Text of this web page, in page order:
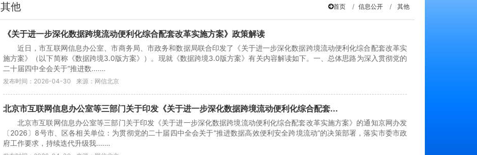
其他 首页 信息公开 其他
《关于进一步深化数据跨境流动便利化综合配套改革实施方案》政策解读
近日，市互联网信息办公室、市商务局、市政务和数据局联合印发了《关于进一步深化数据跨境流动便利化综合配套改革实
施方案》（以下简称《数据跨境3.0版方案》）。现就《数据跨境3.0版方案》有关内容解读如下。一、总体思路为深入贯彻党的
二十届四中全会关于“推进数....…
发布时间：2026-04-30 来源：网信北京
北京市互联网信息办公室等三部门关于印发《关于进一步深化数据跨境流动便利化综合配套...
北京市互联网信息办公室等三部门关于印发《关于进一步深化数据跨境流动便利化综合配套改革实施方案》的通知京网办发
〔2026〕8号市、区各相关单位：为贯彻党的二十届四中全会关于“推进数据高效便利安全跨境流动”的决策部署，落实市委市政
府工作要求，持续迭代升级我....…